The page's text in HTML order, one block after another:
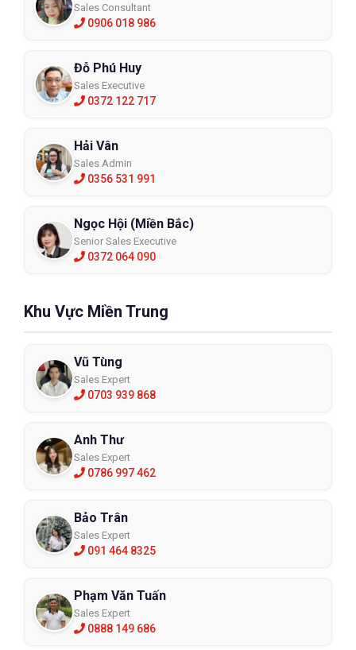
Sales Consultant
0906 018 986
Đỗ Phú Huy
Sales Executive
0372 122 717
Hải Vân
Sales Admin
0356 531 991
Ngọc Hội (Miền Bắc)
Senior Sales Executive
0372 064 090
Khu Vực Miền Trung
Vũ Tùng
Sales Expert
0703 939 868
Anh Thư
Sales Expert
0786 997 462
Bảo Trân
Sales Expert
091 464 8325
Phạm Văn Tuấn
Sales Expert
0888 149 686